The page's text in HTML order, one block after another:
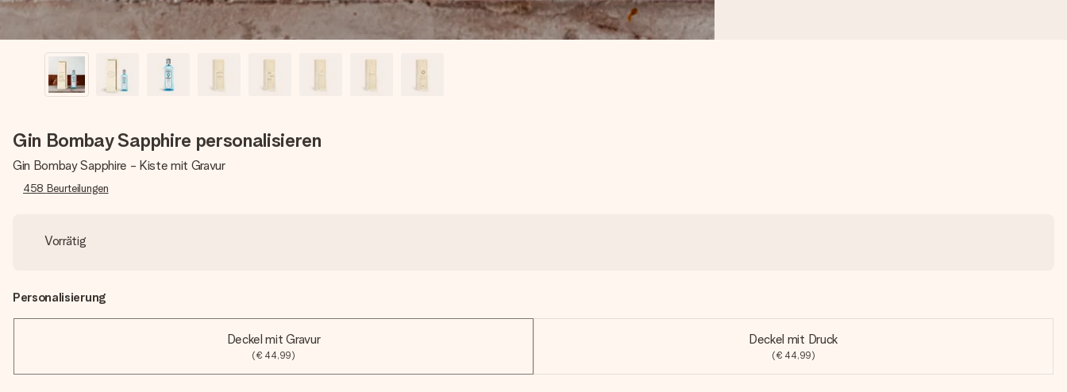
Gin Bombay Sapphire personalisieren
Gin Bombay Sapphire - Kiste mit Gravur
458 Beurteilungen
Vorrätig
Personalisierung
Deckel mit Gravur
(€ 44,99)
Deckel mit Druck
(€ 44,99)